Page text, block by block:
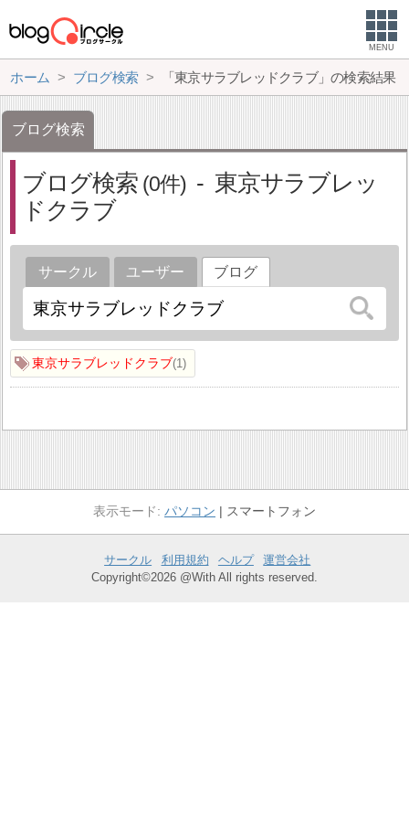
MENU
ホーム ブログ検索 「東京サラブレッドクラブ」の検索結果
ブログ検索
ブログ検索 0
東京サラブレッ
ドクラブ
サークル ユーザー ブログ
東京サラブレッドクラブ 1
パソコン スマートフォン
サークル 利用規約 ヘルプ
運営会社
Copyright©2026 @With All rights reserved.